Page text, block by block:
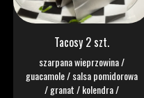
Tacosy 2 szt.
szarpana wieprzowina /
guacamole / salsa pomidorowa
/ granat / kolendra /